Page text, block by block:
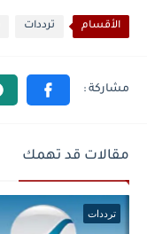
الأقسام ترددات
مقالات قد تهمك
ترددات